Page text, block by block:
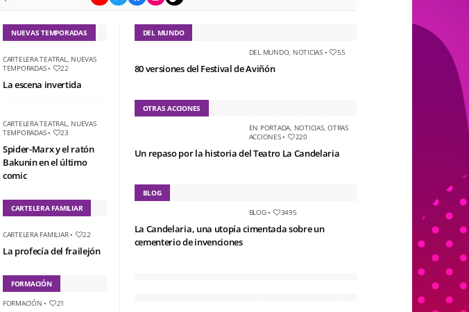
NUEVAS TEMPORADAS
CARTELERA TEATRAL, NUEVAS
TEMPORADAS• 22
La escena invertida
CARTELERA TEATRAL, NUEVAS
TEMPORADAS• 23
Spider-Marx y el ratón
Bakunin en el último
comic
CARTELERA FAMILIAR
CARTELERA FAMILIAR• 22
La profecía del frailejón
FORMACIÓN
FORMACIÓN • 21
DEL MUNDO
DEL MUNDO, NOTICIAS• 55
80 versiones del Festival de Aviñón
OTRAS ACCIONES
EN PORTADA, NOTICIAS,OTRAS
ACCIONES• 220
Un repaso por la historia del Teatro La Candelaria
BLOG
BLOG• 3495
La Candelaria, una utopía cimentada sobre un
cementerio de invenciones